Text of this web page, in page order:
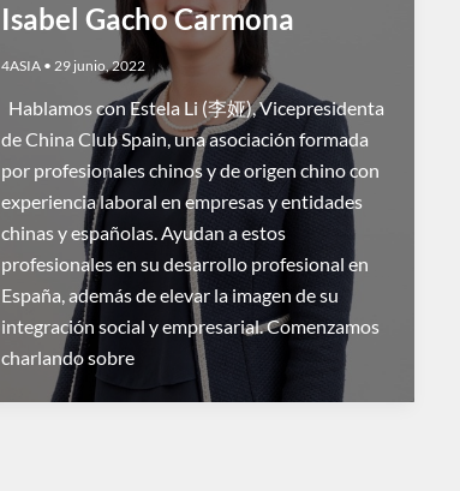
Isabel Gacho Carmona
4ASIA • 29 junio, 2022
Hablamos con Estela Li (李娅), Vicepresidenta
de China Club Spain, una asociación formada
por profesionales chinos y de origen chino con
experiencia laboral en empresas y entidades
chinas y españolas. Ayudan a estos
profesionales en su desarrollo profesional en
España, además de elevar la imagen de su
integración social y empresarial. Comenzamos
charlando sobre